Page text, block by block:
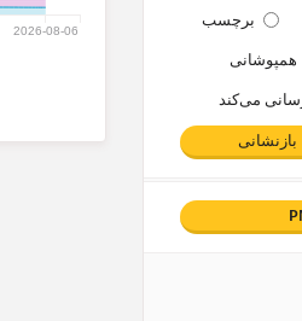
برچسب
همپوشانی
می‌کند
بازنشانی
2026-08-06